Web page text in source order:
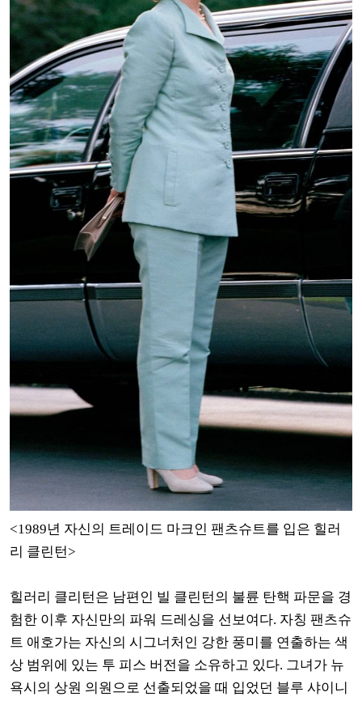
<1989년 자신의 트레이드 마크인 팬츠슈트를 입은 힐러
리 클린턴>
힐러리 클리턴은 남편인 빌 클린턴의 불륜 탄핵 파문을 경
험한 이후 자신만의 파워 드레싱을 선보여다. 자칭 팬츠슈
트 애호가는 자신의 시그너처인 강한 풍미를 연출하는 색
상 범위에 있는 투 피스 버전을 소유하고 있다. 그녀가 뉴
욕시의 상원 의원으로 선출되었을 때 입었던 블루 샤이니